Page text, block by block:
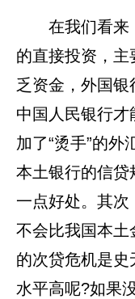
在我们看来
的直接投资，
乏资金，外国
中国人民银行
加了“烫手”的外
本土银行的信贷
一点好处。其
不会比我国本土
的次贷危机是史
水平高呢?如果